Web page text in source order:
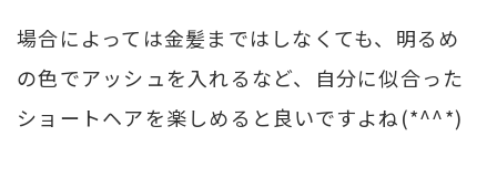
場合によっては金髪まではしなくても、明るめ
の色でアッシュを入れるなど、自分に似合った
ショートヘアを楽しめると良いですよね(*^^*)